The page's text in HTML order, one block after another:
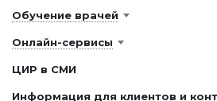
Обучение врачей
Онлайн-сервисы
ЦИР в СМИ
Информация для клиентов и